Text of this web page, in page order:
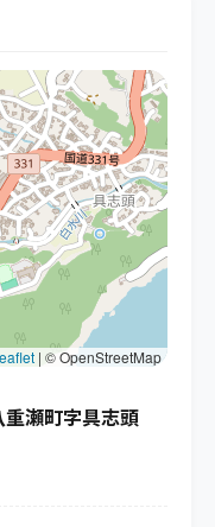
| © OpenStreetMap
瀬町字具志頭